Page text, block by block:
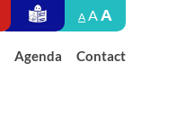
A AA
Agenda Contact